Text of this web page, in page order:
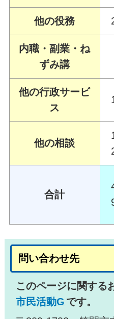
他の役務
内職・副業・ね
ずみ講
他の行政サービ
ス
他の相談
合計
問い合わせ先
このページに関する
市民活動G です。